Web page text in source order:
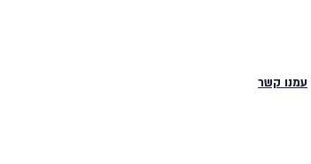
עמנו קשר